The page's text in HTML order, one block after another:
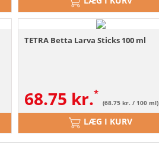
TETRA Betta Larva Sticks 100 ml
68.75 kr. (68.75 kr. / 100 ml)
LÆG I KURV